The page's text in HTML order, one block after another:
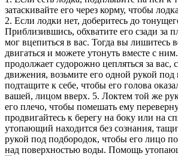
затаскивайте его через корму, чтобы
2. Если лодки нет, доберитесь до
Приблизившись, обхватите его сзади за
мог вцепиться в вас. Тогда вы лишитесь
двигаться и можете утонуть вместе с
продолжает судорожно цепляться за вас,
движения, возьмите его одной рукой под
подтащите к себе, чтобы его голова
вашей, лицом вверх. 5. Локтем той же
его плечо, чтобы помешать ему
продвигайтесь к берегу на боку или на
утопающий находится без сознания,
рукой под подбородок, чтобы его лицо
над поверхностью воды. Помощь